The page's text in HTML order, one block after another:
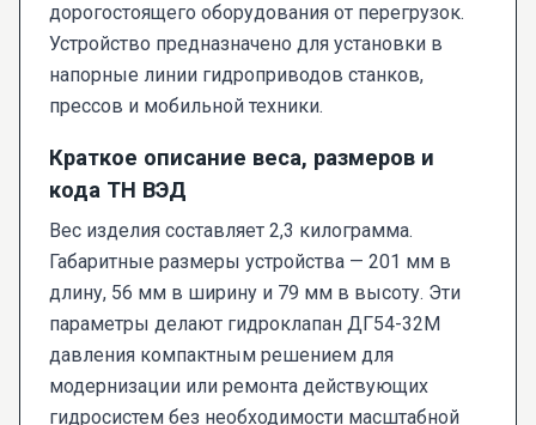
дорогостоящего оборудования от перегрузок.
Устройство предназначено для установки в
напорные линии гидроприводов станков,
прессов и мобильной техники.
Краткое описание веса, размеров и
кода ТН ВЭД
Вес изделия составляет 2,3 килограмма.
Габаритные размеры устройства — 201 мм в
длину, 56 мм в ширину и 79 мм в высоту. Эти
параметры делают гидроклапан ДГ54-32М
давления компактным решением для
модернизации или ремонта действующих
гидросистем без необходимости масштабной